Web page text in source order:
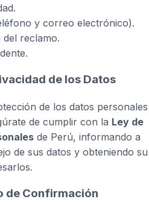
y correo electrónico).
del reclamo.
de los Datos
de los datos personales
de cumplir con la Ley de
de Perú, informando a
de sus datos y obteniendo su
de Confirmación